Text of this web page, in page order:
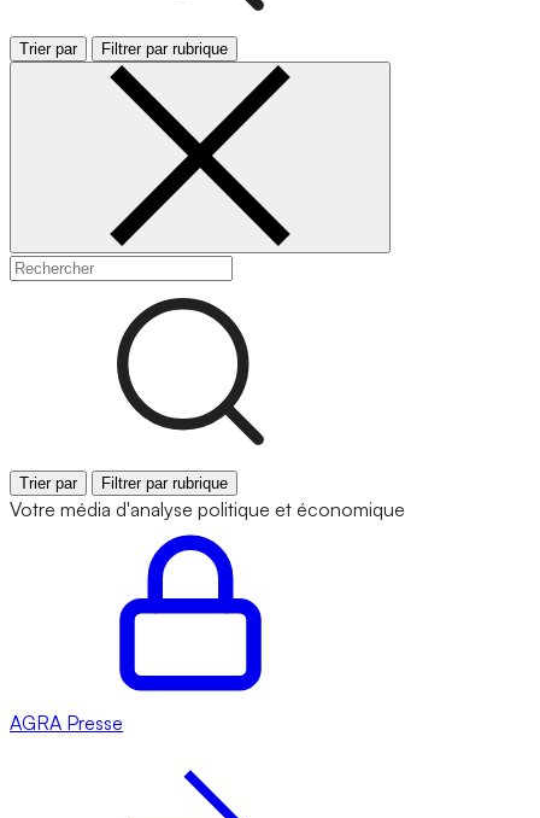
Trier par Filtrer par rubrique
Trier par Filtrer par rubrique
Votre média d'analyse politique et économique
AGRA Presse